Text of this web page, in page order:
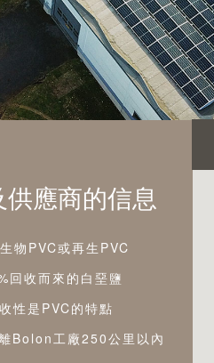
應商的信息
物PVC或再生PVC
回收而來的白堊鹽
性是PVC的特點
Bolon工廠250公里以內